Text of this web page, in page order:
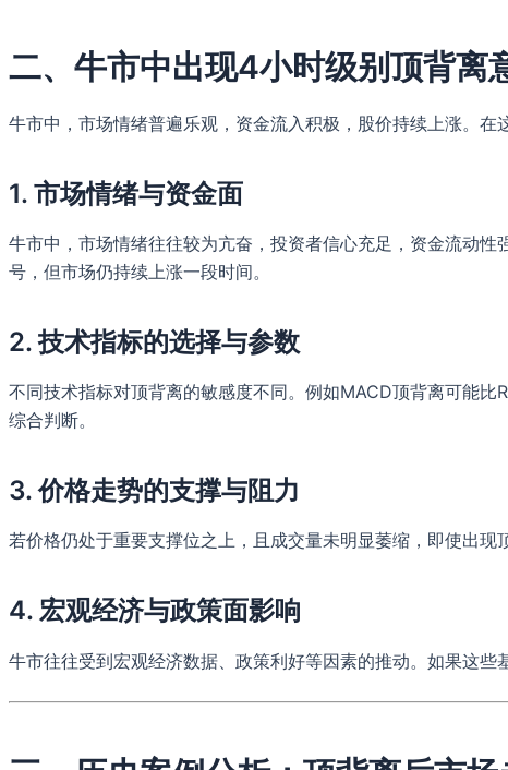
二、牛市中出现4小时级别顶背离
牛市中，市场情绪普遍乐观，资金流入积极，股价持续上涨。
1. 市场情绪与资金面
牛市中，市场情绪往往较为亢奋，投资者信心充足，资金流动
号，但市场仍持续上涨一段时间。
2.技术指标的选择与参数
不同技术指标对顶背离的敏感度不同。例如MACD顶背离可能
综合判断。
3.价格走势的支撑与阻力
若价格仍处于重要支撑位之上，且成交量未明显萎缩，即使出现
4. 宏观经济与政策面影响
牛市往往受到宏观经济数据、政策利好等因素的推动。如果这些